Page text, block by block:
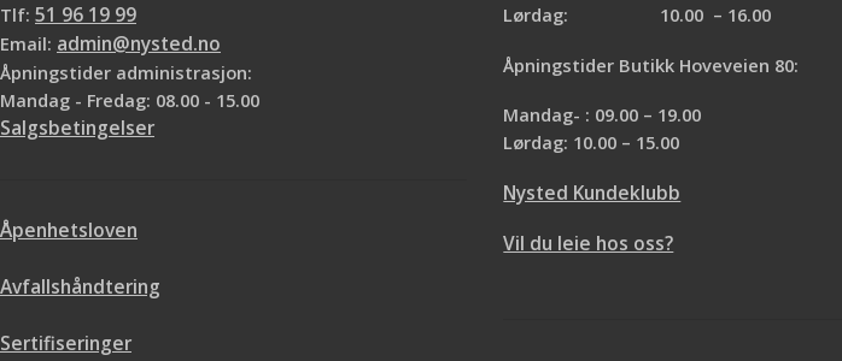
Tlf: 51 96 19 99
Email: admin@nysted.no
Åpningstider administrasjon:
Mandag - Fredag: 08.00 - 15.00
Salgsbetingelser
Åpenhetsloven
Avfallshåndtering
Sertifiseringer
Lørdag: 10.00 – 16.00
Åpningstider Butikk Hoveveien 80:
Mandag- : 09.00 – 19.00
Lørdag: 10.00 – 15.00
Nysted Kundeklubb
Vil du leie hos oss?